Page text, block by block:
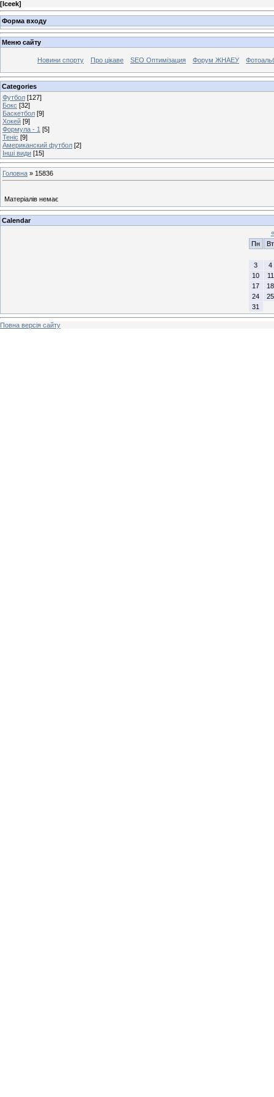
[Iceek]
Форма входу
Меню сайту
Новини спорту Про цікаве SEO Оптимізация Форум ЖНАЕУ
Categories
Футбол [127]
Бокс [32]
Баскетбол [9]
Хокей [9]
Формула - 1 [5]
Теніс [9]
Американский футбол [2]
Інші види [15]
Головна » 15836
Матеріалів немає
Calendar
«
Пн
Вт
3
4
10
11
17
18
24
25
31
Повна версія сайту